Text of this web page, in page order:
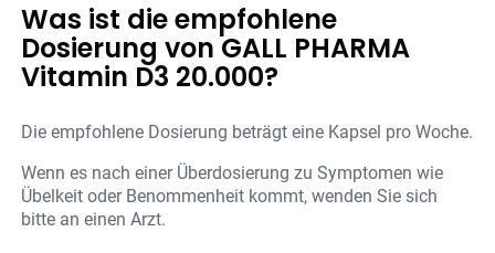
Was ist die empfohlene
Dosierung von GALL PHARMA
Vitamin D3 20.000?
Die empfohlene Dosierung beträgt eine Kapsel pro Woche.
Wenn es nach einer Überdosierung zu Symptomen wie
Übelkeit oder Benommenheit kommt, wenden Sie sich
bitte an einen Arzt.